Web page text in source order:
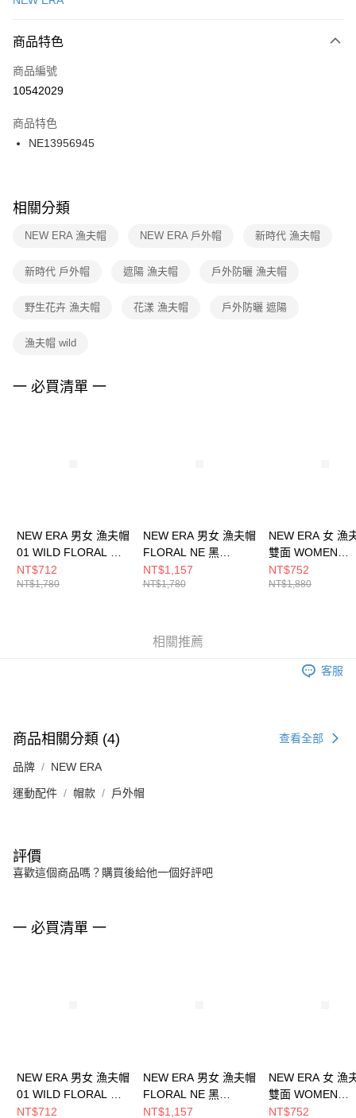
便利好安心！
３．安心：先確認商品／服務後，再付款。
【「AFTEE先享後付」結帳流程】
１．於結帳方式選擇「AFTEE先享後付」後，將跳轉至「AFTEE先享後付」
２．訂單成立數日內，您將收到繳費通知簡訊。
３．收到繳費通知簡訊後14天內，點擊此簡訊中的連結，可透過四大超商／
ATM／網路銀行／等多元方式進行付款，方視為交易完成。
※ 交易是否成功請以「AFTEE先享後付 」之結帳頁面顯示為準，若有關於
是否繳費成功／繳費後需取消欲退款等相關疑問，請聯繫「AFTEE先享後付
客戶支援中心」https://netprotections.freshdesk.com/support/home
１．透過由恩沛科技股份有限公司提供之「AFTEE先享後付」服務完成之交
權轉讓予恩沛科技股份有限公司。
３．未成年的使用者請事先徵得法定代理人或監護人之同意方可使用
４．使用「AFTEE先享後付」時，將依據個別帳號之用戶狀況，依本公司即
每筆NT$100，滿NT$1,500(含以上)免運費
宅配
每筆NT$100，滿NT$1,500(含以上)免運費
付款後門市自取
每筆NT$100，滿NT$1,500(含以上)免運費
商品特色
商品編號
10542029
商品特色
NE13956945
相關分類
NEW ERA 漁夫帽 NEW ERA 戶外帽 新時代 漁夫帽
新時代 戶外帽 遮陽 漁夫帽 戶外防曬 漁夫帽
野生花卉 漁夫帽 花漾 漁夫帽 戶外防曬 遮陽
漁夫帽 wild
一 必買清單 一
NEW ERA 男女 漁夫帽
01 WILD FLORAL 紐
約洋基 NE13956944
NT$712
NT$1,780
NEW ERA 男女 漁夫帽
FLORAL NE 黑
NE14499872
NT$1,157
NT$1,780
NEW ERA 女 漁
雙面 WOMEN
FLORAL NEW
NE13529157
NT$752
NT$1,880
相關推薦
客服
商品相關分類 (4) 查看全部
品牌 NEW ERA
運動配件 帽款 戶外帽
評價
喜歡這個商品嗎？購買後給他一個好評吧
一 必買清單 一
NEW ERA 男女 漁夫帽
01 WILD FLORAL 紐
約洋基 NE13956944
NT$712
NEW ERA 男女 漁夫帽
FLORAL NE 黑
NE14499872
NT$1,157
NEW ERA 女 漁
雙面 WOMEN
FLORAL NEW
NT$752